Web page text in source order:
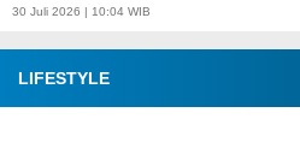
30 Juli 2026 | 10:04 WIB
LIFESTYLE